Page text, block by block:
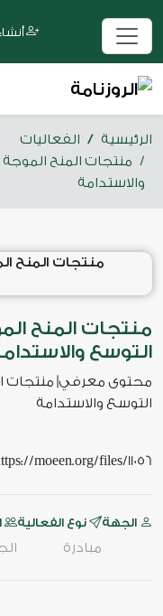
الرئيسية
الفعاليات
منتجات المنح
والاستدامة
منتجات المنح
التوسع
محتوى معرفي| منتجات
التوسع والاستدامة
moeen.org/files/11056
الجهة نوع الفعالية
مبادرة